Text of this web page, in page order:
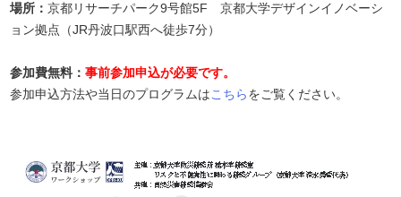
場所：京都リサーチパーク9号館5F 京都大学デザインイノベーシ
ョン拠点（JR丹波口駅西へ徒歩7分）
参加費無料：事前参加申込が必要です。
参加申込方法や当日のプログラムはこちらをご覧ください。